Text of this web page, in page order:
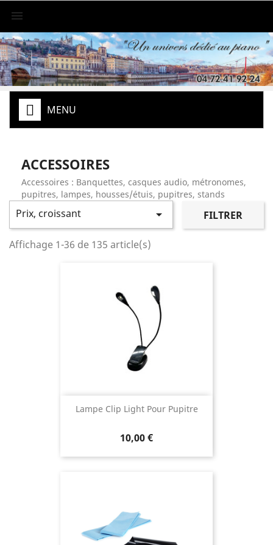

MENU
ACCESSOIRES
Accessoires : Banquettes, casques audio, métronomes,
pupitres, lampes, housses/étuis, pupitres, stands
Prix, croissant  FILTRER
Affichage 1-36 de 135 article(s)
Lampe Clip Light Pour Pupitre
10,00 €